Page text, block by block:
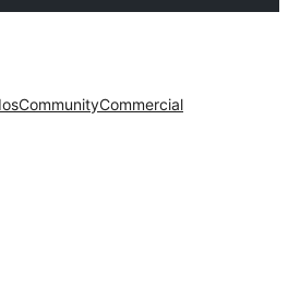
CommunityCommercial